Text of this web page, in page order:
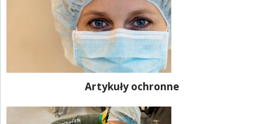
Artykuły ochronne